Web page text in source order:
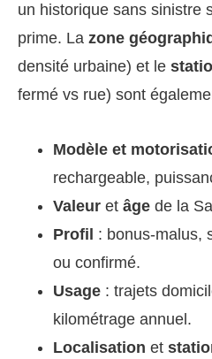
un historique sans sinistre
prime. La zone
densité urbaine) et le
fermé vs rue) sont
Modèle et
rechargeable,
Valeur et âge de la
Profil : bonus-malus,
ou confirmé.
Usage : trajets
kilométrage annuel.
Localisation et